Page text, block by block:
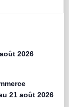
2026
21 août 2026